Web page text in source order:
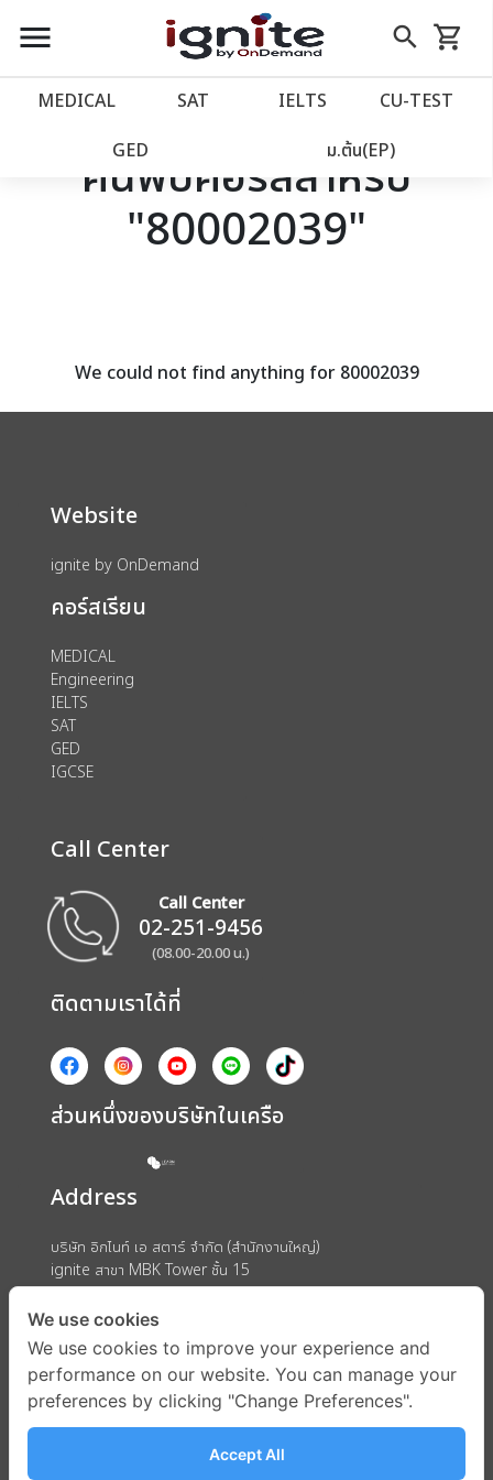
close
account_balance หน้าแรก
เว็บไซต์อิกไนท์
โปรโมชั่น
assignment ลงทะเบียน
menu search
Skip
to
shopping_cart
รถเข็น
MEDICAL SAT IELTS CU‑TEST
GED ม.ต้น(EP)
ค้นพบคอร์สสำหรับ
"80002039"
We could not find anything for 80002039
Website
ignite by OnDemand
คอร์สเรียน
MEDICAL
Engineering
IELTS
SAT
GED
IGCSE
Call Center
Call Center
02-251-9456
(08.00-20.00 น.)
ติดตามเราได้ที่
ส่วนหนึ่งของบริษัทในเครือ
Address
บริษัท อิกไนท์ เอ สตาร์ จำกัด (สำนักงานใหญ่)
ignite สาขา MBK Tower ชั้น 15
ถนนพญาไท แขวงวังใหม่ เขตปทุมวัน กรุงเทพมหานคร 10330
We use cookies
We use cookies to improve your experience and
performance on our website. You can manage your
preferences by clicking "Change Preferences".
Accept All